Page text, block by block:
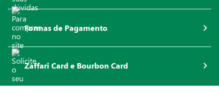
Formas de Pagamento
Zaffari Card e Bourbon Card